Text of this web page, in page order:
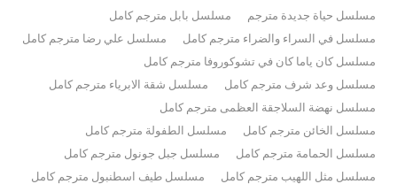
مسلسل حياة جديدة مترجم
مسلسل بابل مترجم كامل
مسلسل في السراء والضراء مترجم كامل
مسلسل علي رضا مترجم كامل
مسلسل كان ياما كان في تشوكوروفا مترجم كامل
مسلسل وعد شرف مترجم كامل
مسلسل شقة الابرياء مترجم كامل
مسلسل نهضة السلاجقة العظمى مترجم كامل
مسلسل الخائن مترجم كامل
مسلسل الطفولة مترجم كامل
مسلسل الحمامة مترجم كامل
مسلسل جبل جونول مترجم كامل
مسلسل مثل اللهيب مترجم كامل
مسلسل طيف اسطنبول مترجم كامل